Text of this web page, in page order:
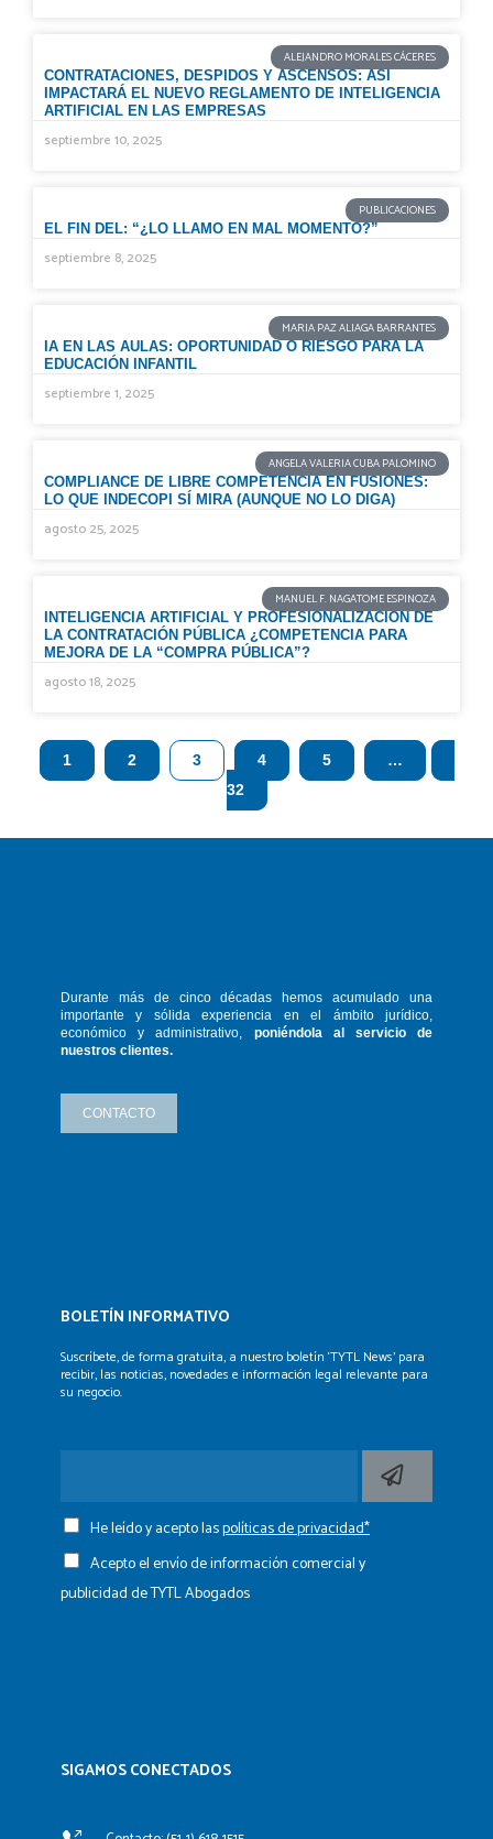
ALEJANDRO MORALES CÁCERES
CONTRATACIONES, DESPIDOS Y ASCENSOS: ASÍ
IMPACTARÁ EL NUEVO REGLAMENTO DE INTELIGENCIA
ARTIFICIAL EN LAS EMPRESAS
septiembre 10, 2025
PUBLICACIONES
EL FIN DEL: “¿LO LLAMO EN MAL MOMENTO?”
septiembre 8, 2025
MARIA PAZ ALIAGA BARRANTES
IA EN LAS AULAS: OPORTUNIDAD O RIESGO PARA LA
EDUCACIÓN INFANTIL
septiembre 1, 2025
ANGELA VALERIA CUBA PALOMINO
COMPLIANCE DE LIBRE COMPETENCIA EN FUSIONES:
LO QUE INDECOPI SÍ MIRA (AUNQUE NO LO DIGA)
agosto 25, 2025
MANUEL F. NAGATOME ESPINOZA
INTELIGENCIA ARTIFICIAL Y PROFESIONALIZACIÓN DE
LA CONTRATACIÓN PÚBLICA ¿COMPETENCIA PARA
MEJORA DE LA “COMPRA PÚBLICA”?
agosto 18, 2025
1 2 3 4 5 …
32
Durante más de cinco décadas hemosacumulado una
importante y sólidaexperiencia en el ámbito jurídico,
económico y administrativo, poniéndola al servicio de
nuestros clientes.
CONTACTO
BOLETÍN INFORMATIVO
Suscríbete, de forma gratuita, a nuestro boletín ‘TYTL News’ para
recibir, las noticias, novedades e información legal relevante para
su negocio.
He leído y acepto laspolíticas de privacidad*
Acepto el envío de información comercial y
publicidad de TYTL Abogados
SIGAMOS CONECTADOS​